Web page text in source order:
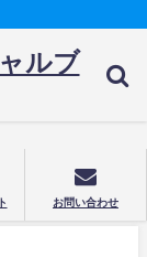
ルブ
お問い合わせ